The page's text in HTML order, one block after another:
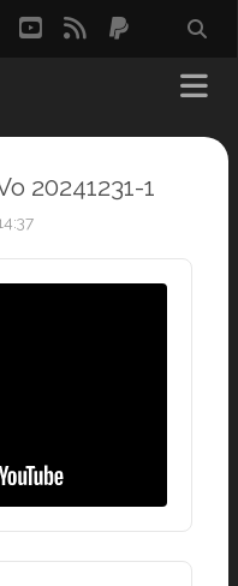
youtube
rss paypal
20241231-1